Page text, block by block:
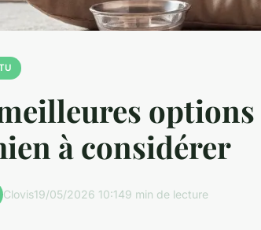
à considérer
Clovis19/05/2026 10:149 min de lecture